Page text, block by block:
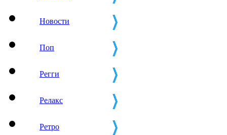
Новости
Поп
Регги
Релакс
Ретро